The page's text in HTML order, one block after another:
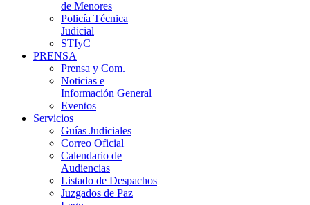
de Menores
Policía Técnica
Judicial
STIyC
PRENSA
Prensa y Com.
Noticias e
Información General
Eventos
Servicios
Guías Judiciales
Correo Oficial
Calendario de
Audiencias
Listado de Despachos
Juzgados de Paz